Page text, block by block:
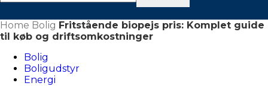
Home Bolig Fritstående biopejs pris: Komplet guide
til køb og driftsomkostninger
Bolig
Boligudstyr
Energi